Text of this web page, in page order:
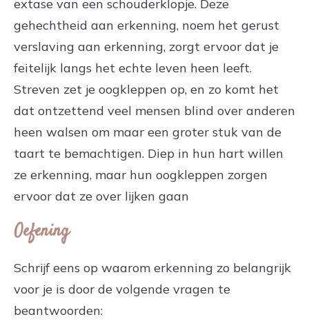
extase van een schouderklopje. Deze
gehechtheid aan erkenning, noem het gerust
verslaving aan erkenning, zorgt ervoor dat je
feitelijk langs het echte leven heen leeft.
Streven zet je oogkleppen op, en zo komt het
dat ontzettend veel mensen blind over anderen
heen walsen om maar een groter stuk van de
taart te bemachtigen. Diep in hun hart willen
ze erkenning, maar hun oogkleppen zorgen
ervoor dat ze over lijken gaan
Oefening
Schrijf eens op waarom erkenning zo belangrijk
voor je is door de volgende vragen te
beantwoorden: